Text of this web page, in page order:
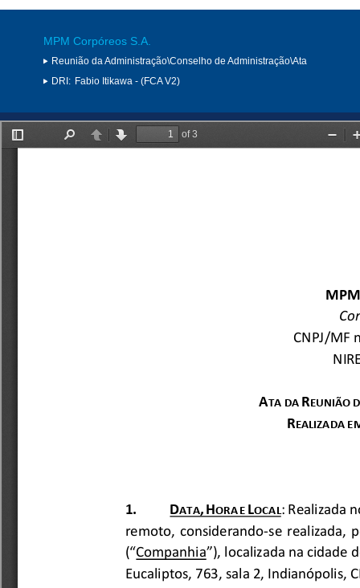
MPM Corpóreos S.A.
Reunião da Administração\Conselho de Administração\Ata
DRI: Fabio Itikawa - (FCA V2)